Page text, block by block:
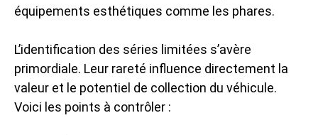
équipements esthétiques comme les phares.
L’identification des séries limitées s’avère
primordiale. Leur rareté influence directement la
valeur et le potentiel de collection du véhicule.
Voici les points à contrôler :